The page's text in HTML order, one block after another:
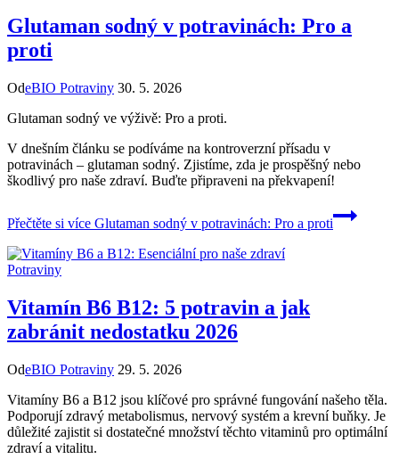
Glutaman sodný v potravinách: Pro a
proti
OdeBIO Potraviny 30. 5. 2026
Glutaman sodný ve výživě: Pro a proti.
V dnešním článku se podíváme na kontroverzní přísadu v
potravinách – glutaman sodný. Zjistíme, zda je prospěšný nebo
škodlivý pro naše zdraví. Buďte připraveni na překvapení!
Přečtěte si více Glutaman sodný v potravinách: Pro a proti
Potraviny
Vitamín B6 B12: 5 potravin a jak
zabránit nedostatku 2026
OdeBIO Potraviny 29. 5. 2026
Vitamíny B6 a B12 jsou klíčové pro správné fungování našeho těla.
Podporují zdravý metabolismus, nervový systém a krevní buňky. Je
důležité zajistit si dostatečné množství těchto vitaminů pro optimální
zdraví a vitalitu.